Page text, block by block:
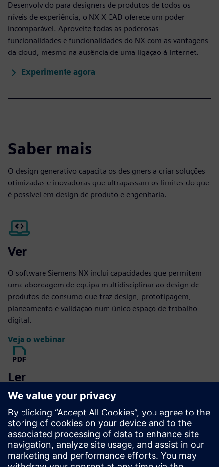
Desenvolvido para designers de produtos de todos os
níveis de experiência, o NX X CAD oferece um poder
incomparável. Aproveite todas as poderosas
funcionalidades e funcionalidades do NX com as vantagens
da cloud, mesmo na ausência de uma ligação à Internet.
Experimente agora
Saber mais
O design generativo capacita os designers a criar soluções
otimizadas e inovadoras que ultrapassam os limites do que
é possível em design de produto e engenharia.
Ver
O software Siemens NX inclui capacidades que permitem
uma abordagem de equipa multidisciplinar ao design de
produtos de consumo que traz design, prototipagem,
planeamento e validação num único espaço de trabalho
digital.
Veja o webinar
Ler
Produzir uma solução geométrica orgânica de massa
reduzida de um material específico otimizado dentro de um
espaço definido, contabilizando cargas e restrições
admissíveis.
Descarregue o ebook